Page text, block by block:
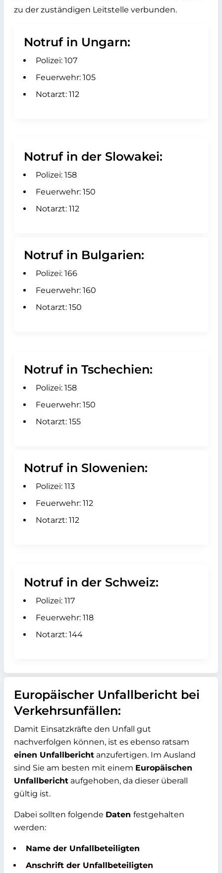
zu der zuständigen Leitstelle verbunden.
Notruf in Ungarn:
Polizei: 107
Feuerwehr: 105
Notarzt: 112
Notruf in der Slowakei:
Polizei: 158
Feuerwehr: 150
Notarzt: 112
Notruf in Bulgarien:
Polizei: 166
Feuerwehr: 160
Notarzt: 150
Notruf in Tschechien:
Polizei: 158
Feuerwehr: 150
Notarzt: 155
Notruf in Slowenien:
Polizei: 113
Feuerwehr: 112
Notarzt: 112
Notruf in der Schweiz:
Polizei: 117
Feuerwehr: 118
Notarzt: 144
Europäischer Unfallbericht bei
Verkehrsunfällen:
Damit Einsatzkräfte den Unfall gut
nachverfolgen können, ist es ebenso ratsam
einen Unfallbericht anzufertigen. Im Ausland
sind Sie am besten mit einem Europäischen
Unfallbericht aufgehoben, da dieser überall
gültig ist.
Dabei sollten folgende Daten festgehalten
werden:
Name der Unfallbeteiligten
Anschrift der Unfallbeteiligten